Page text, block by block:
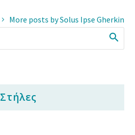
More posts by Solus Ipse Gherkin
Στήλες